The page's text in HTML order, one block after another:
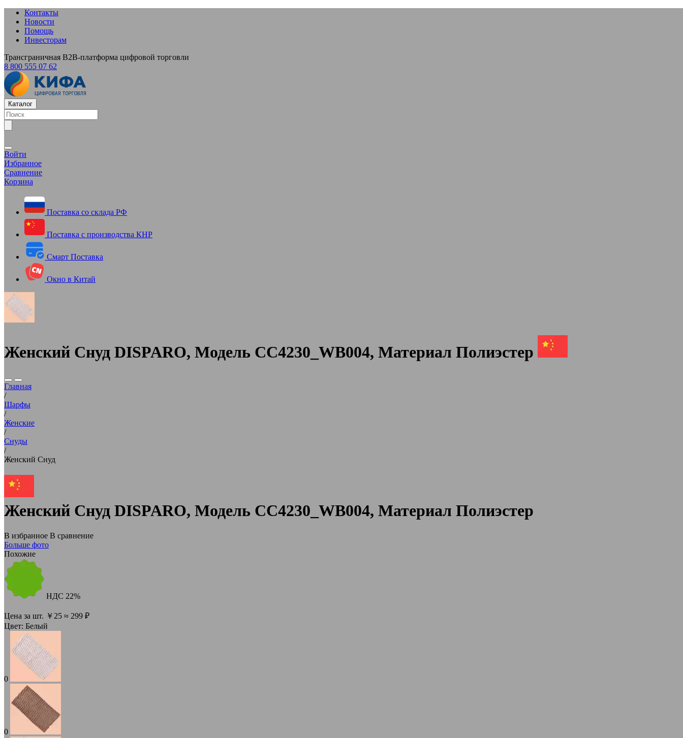
Контакты
Новости
Помощь
Инвесторам
Трансграничная B2B-платформа цифровой торговли
8 800 555 07 62
Каталог
Войти
Избранное
Сравнение
Корзина
Поставка со склада РФ
Поставка с производства КНР
Смарт Поставка
Окно в Китай
Женский Снуд DISPARO, Модель CC4230_WB004, Материал Полиэстер
Главная
/
Шарфы
/
Женские
/
Снуды
/
Женский Снуд
Женский Снуд DISPARO, Модель CC4230_WB004, Материал Полиэстер
В избранное В сравнение
Больше фото
Похожие
НДС 22%
Цена за шт. ￥ 25 ≈ 299 ₽
Цвет: Белый
0
0